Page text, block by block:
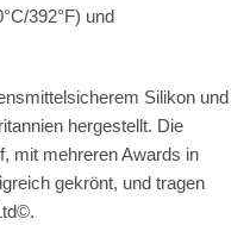
392°F) und
Silikon und
hergestellt. Die
mit mehreren Awards in
gekrönt, und tragen